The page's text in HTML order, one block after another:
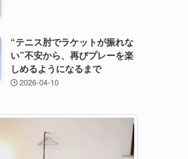
“テニス肘でラケットが振れな
い”不安から、再びプレーを楽
しめるようになるまで
2026-04-10